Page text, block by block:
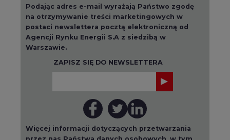
prawach, znajduje się w polityce prywatności.
Raporty branżowe